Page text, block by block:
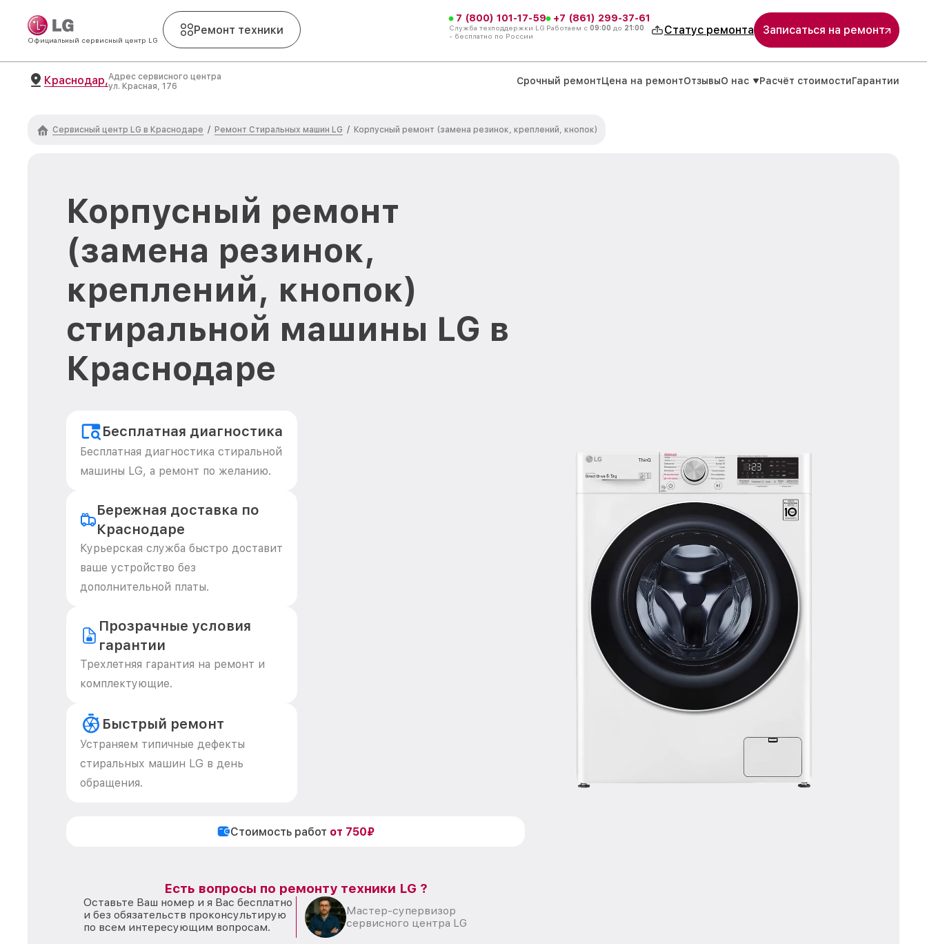
Официальный сервисный центр LG
Ремонт техники
7 (800) 101-17-59
Служба техподдержки LG
- бесплатно по России
+7 (861) 299-37-61
Работаем с 09:00 до 21:00 Статус ремонта Записаться на ремонт
Краснодар,Адрес сервисного центра
ул. Красная, 176
Срочный ремонтЦена на ремонтОтзывыО нас Расчёт стоимостиГарантии
Сервисный центр LG в Краснодаре / Ремонт Стиральных машин LG / Корпусный ремонт (замена резинок, креплений, кнопок)
Корпусный ремонт
(замена резинок,
креплений, кнопок)
стиральной машины LG в
Краснодаре
Бесплатная диагностика
Бесплатная диагностика стиральной
машины LG, а ремонт по желанию.
Бережная доставка по
Краснодаре
Курьерская служба быстро доставит
ваше устройство без
дополнительной платы.
Прозрачные условия
гарантии
Трехлетняя гарантия на ремонт и
комплектующие.
Быстрый ремонт
Устраняем типичные дефекты
стиральных машин LG в день
обращения.
Стоимость работ от 750₽
Есть вопросы по ремонту техники LG ?
Оставьте Ваш номер и я Вас бесплатно
и без обязательств проконсультирую
по всем интересующим вопросам.
Мастер-супервизор
сервисного центра LG